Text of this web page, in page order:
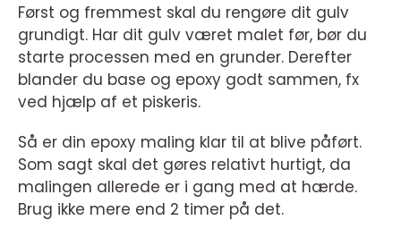
Først og fremmest skal du rengøre dit gulv
grundigt. Har dit gulv været malet før, bør du
starte processen med en grunder. Derefter
blander du base og epoxy godt sammen, fx
ved hjælp af et piskeris.
Så er din epoxy maling klar til at blive påført.
Som sagt skal det gøres relativt hurtigt, da
malingen allerede er i gang med at hærde.
Brug ikke mere end 2 timer på det.